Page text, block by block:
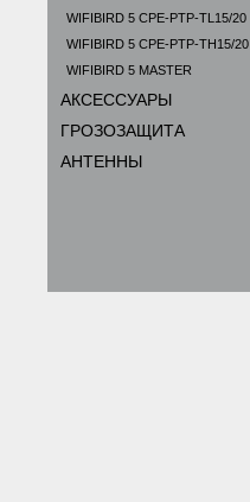
WIFIBIRD 5 CPE-PTP-TL15/20
WIFIBIRD 5 CPE-PTP-TH15/20
WIFIBIRD 5 MASTER
АКСЕССУАРЫ
ГРОЗОЗАЩИТА
АНТЕННЫ